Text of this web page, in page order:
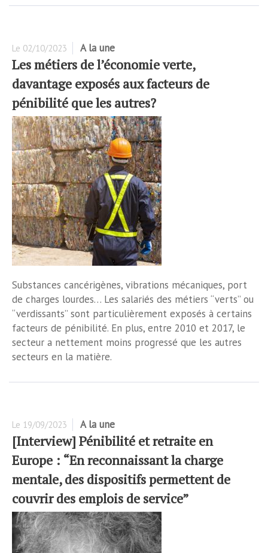
Le 02/10/2023 A la une
Les métiers de l’économie verte,
davantage exposés aux facteurs de
pénibilité que les autres?
Substances cancérigènes, vibrations mécaniques, port
de charges lourdes… Les salariés des métiers “verts” ou
“verdissants” sont particulièrement exposés à certains
facteurs de pénibilité. En plus, entre 2010 et 2017, le
secteur a nettement moins progressé que les autres
secteurs en la matière.
Le 19/09/2023 A la une
[Interview] Pénibilité et retraite en
Europe : “En reconnaissant la charge
mentale, des dispositifs permettent de
couvrir des emplois de service”